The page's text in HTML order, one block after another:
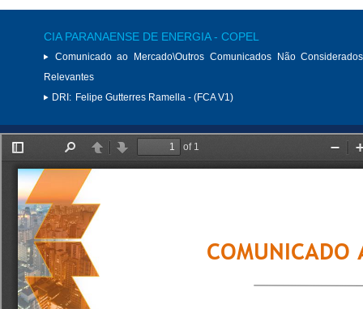
CIA PARANAENSE DE ENERGIA - COPEL
Comunicado ao Mercado\Outros Comunicados Não
Relevantes
DRI: Felipe Gutterres Ramella - (FCA V1)